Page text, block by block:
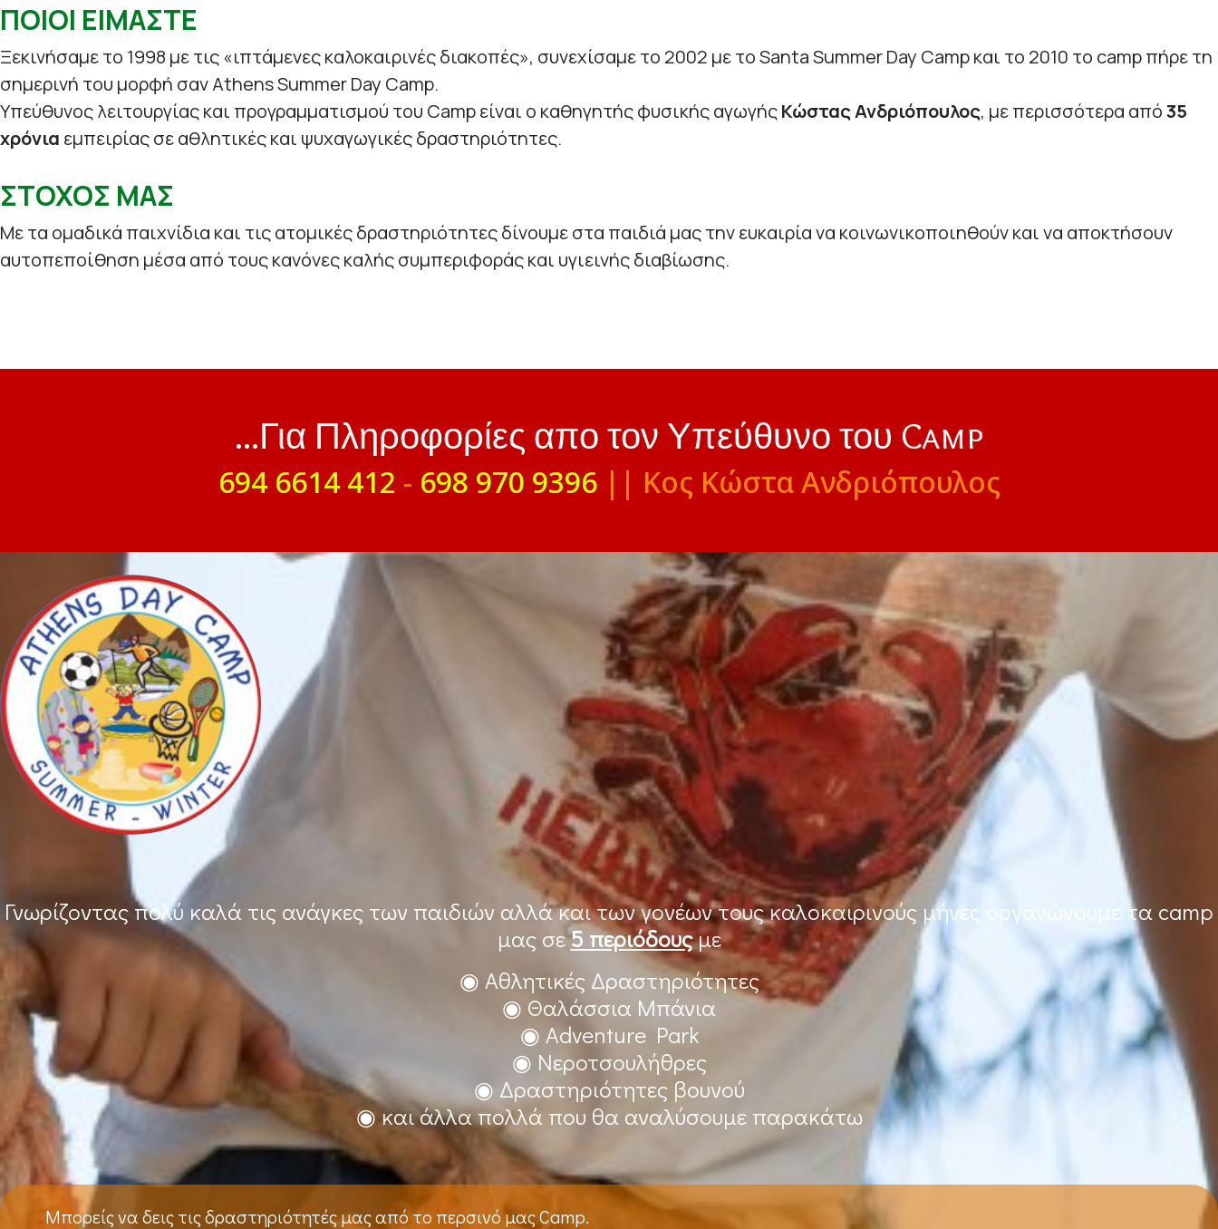
ΠΟΙΟΙ ΕΙΜΑΣΤΕ
Ξεκινήσαμε το 1998 με τις «ιπτάμενες καλοκαιρινές διακοπές», συνεχίσαμε το 2002 με το Santa Summer Day Camp και το 2010 το camp πήρε τη
σημερινή του μορφή σαν Athens Summer Day Camp.
Υπεύθυνος λειτουργίας και προγραμματισμού του Camp είναι ο καθηγητής φυσικής αγωγήςΚώστας Ανδριόπουλος, με περισσότερα από35
χρόνια εμπειρίας σε αθλητικές και ψυχαγωγικές δραστηριότητες.
ΣΤΟΧΟΣ ΜΑΣ
Με τα ομαδικά παιχνίδια και τις ατομικές δραστηριότητες δίνουμε στα παιδιά μας την ευκαιρία να κοινωνικοποιηθούν και να αποκτήσουν
αυτοπεποίθηση μέσα από τους κανόνες καλής συμπεριφοράς και υγιεινής διαβίωσης.
...Για Πληροφορίες απο τον Υπεύθυνο του Camp
694 6614 412 - 698 970 9396|| Κος Κώστα Ανδριόπουλος
Γνωρίζοντας πολύ καλά τις ανάγκες των παιδιών αλλά και των γονέων τους καλοκαιρινούς μήνες οργανώνουμε τα camp
μας σε5 περιόδουςμε
◉ Αθλητικές Δραστηριότητες
◉ Θαλάσσια Μπάνια
◉ Adventure Park
◉ Νεροτσουλήθρες
◉ Δραστηριότητες βουνού
◉ και άλλα πολλά που θα αναλύσουμε παρακάτω
Μπορείς να δεις τις δραστηριότητές μας από το περσινό μας Camp.